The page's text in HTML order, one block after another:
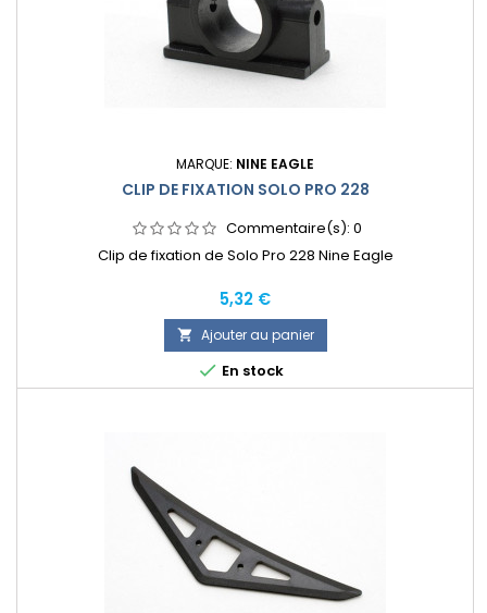
MARQUE: NINE EAGLE
CLIP DE FIXATION SOLO PRO 228
Commentaire(s): 0
Clip de fixation de Solo Pro 228 Nine Eagle
Prix
5,32 €
 Ajouter au panier
 En stock